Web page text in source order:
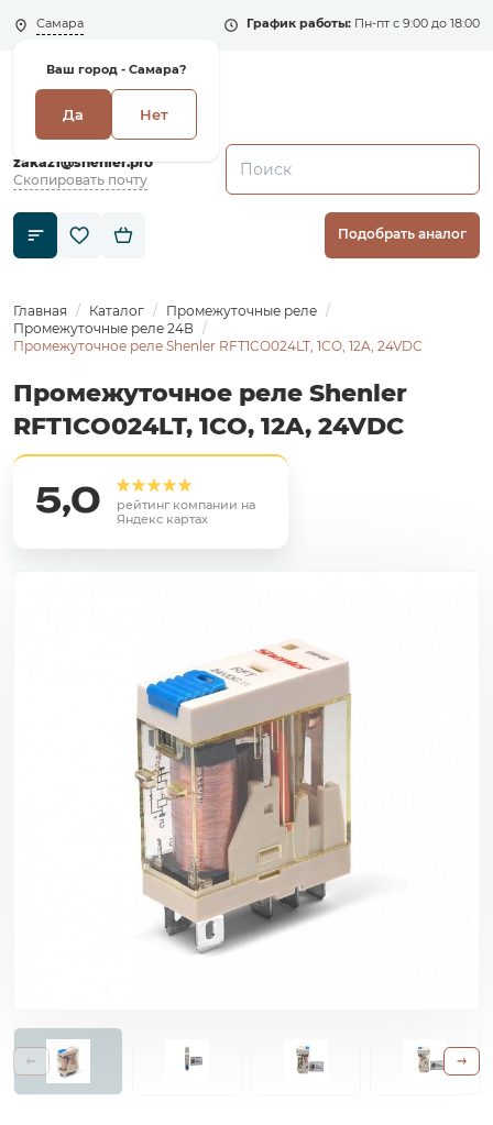
Самара
Ваш город - Самара?
Да Нет
График работы: Пн-пт с 9:00 до 18:00
+7 (495) 135-135-5
zakaz1@shenler.pro
Скопировать почту
Подобрать аналог
Главная Каталог
Промежуточные реле
Промежуточные реле 24В
Промежуточное реле Shenler RFT1CO024LT, 1CO, 12A, 24VDC
Промежуточное реле Shenler
RFT1CO024LT, 1CO, 12A, 24VDC
5,0
рейтинг компании на
Яндекс картах